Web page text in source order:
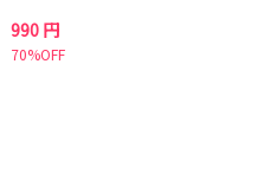
990 円
70%OFF